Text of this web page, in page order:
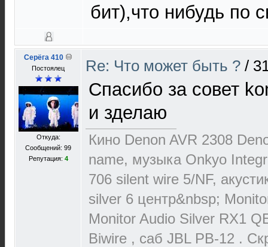
бит),что нибудь по
Серёга 410
Постоялец
Откуда:
Сообщений: 99
Репутация: 4
Re: Что может быть ? /
Спасибо за совет
и зделаю
Кино Denon AVR 2308
name, музыка Onkyo
706 silent wire 5/NF,
silver 6 центр&nbsp;
Monitor Audio Silver RX1
Biwire , cаб JBL PB-12 .